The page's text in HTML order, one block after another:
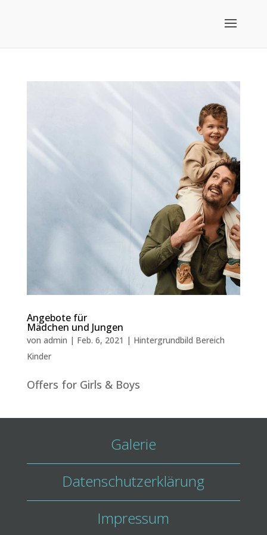
Angebote für
Mädchen und Jungen
von admin | Feb. 6, 2021 | Hintergrundbild Bereich
Kinder
Offers for Girls & Boys
Galerie
Datenschutzerklärung
Impressum